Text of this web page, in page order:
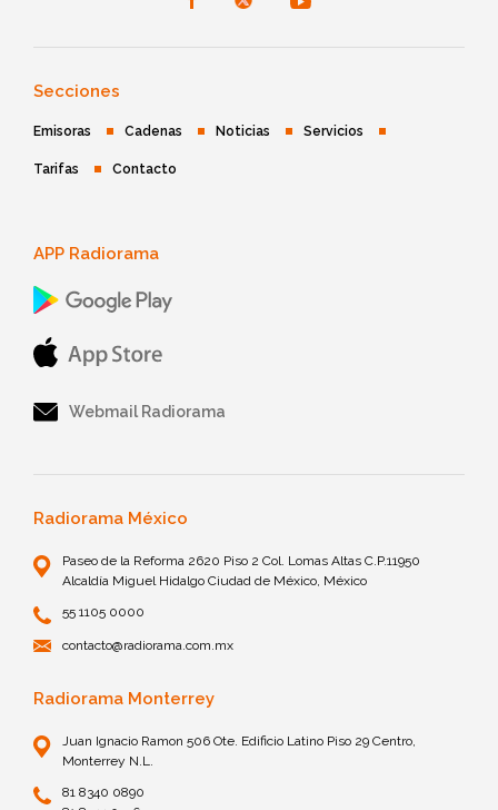
Secciones
Emisoras Cadenas Noticias Servicios
Tarifas Contacto
APP Radiorama
Webmail Radiorama
Radiorama México
Paseo de la Reforma 2620 Piso 2 Col. Lomas Altas C.P.11950
Alcaldía Miguel Hidalgo Ciudad de México, México
55 1105 0000
contacto@radiorama.com.mx
Radiorama Monterrey
Juan Ignacio Ramon 506 Ote. Edificio Latino Piso 29 Centro,
Monterrey N.L.
81 8340 0890